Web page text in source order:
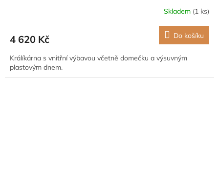
Skladem (1 ks)
4 620 Kč Do košíku
Králíkárna s vnitřní výbavou včetně domečku a výsuvným
plastovým dnem.